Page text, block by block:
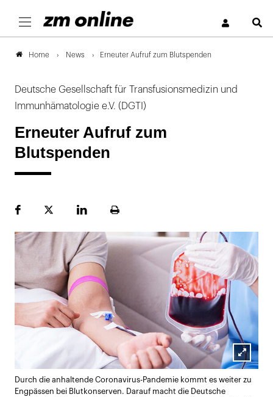
Home News Erneuter Aufruf zum Blutspenden
Deutsche Gesellschaft für Transfusionsmedizin und
Immunhämatologie e.V. (DGTI)
Erneuter Aufruf zum
Blutspenden
FacebookPlattformLinekdInSeite
Lightbox
öffnen
Durch die anhaltende Coronavirus-Pandemie kommt es weiter zu
Engpässen bei Blutkonserven. Darauf macht die Deutsche